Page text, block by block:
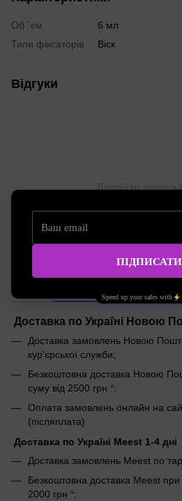
Об `єм
6 мл
Типи фіксаторів
Віск
Відгуки
Додайте перший
Написати
Доставка по Україні Новою
Доставка замовлень Новою
кур'єрської служби;
Безкоштовна доставка Новою
суму від 2500 грн *;
Оплата замовлень онлайн на
(післяплата)
Доставка по Україні Meest 1-4 дні
Доставка замовлень Meest по
Безкоштовна доставка Meest при
2000 грн *;